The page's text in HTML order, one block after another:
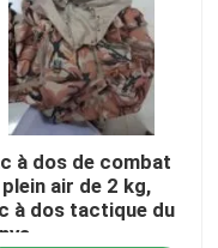
militaire
à dos de combat
air de 2 kg,
à dos tactique du